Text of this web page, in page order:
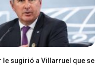
le sugirió a Villarruel que se